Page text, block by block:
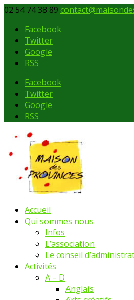
02 54 74 38 89
Facebook
Twitter
Google
RSS
Facebook
Twitter
Google
RSS
Accueil
Qui sommes nous
Infos
L’association
Le conseil
Activités
A – D
Anglais